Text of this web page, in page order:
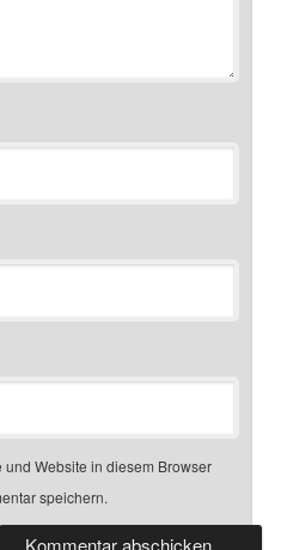
und Website in diesem Browser
speichern.